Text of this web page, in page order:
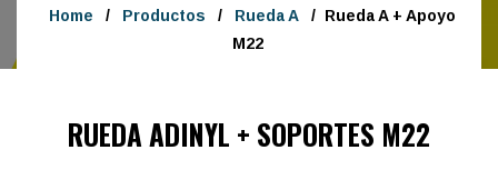
Home / Productos / Rueda A / Rueda A + Apoyo
M22
RUEDA ADINYL + SOPORTES M22